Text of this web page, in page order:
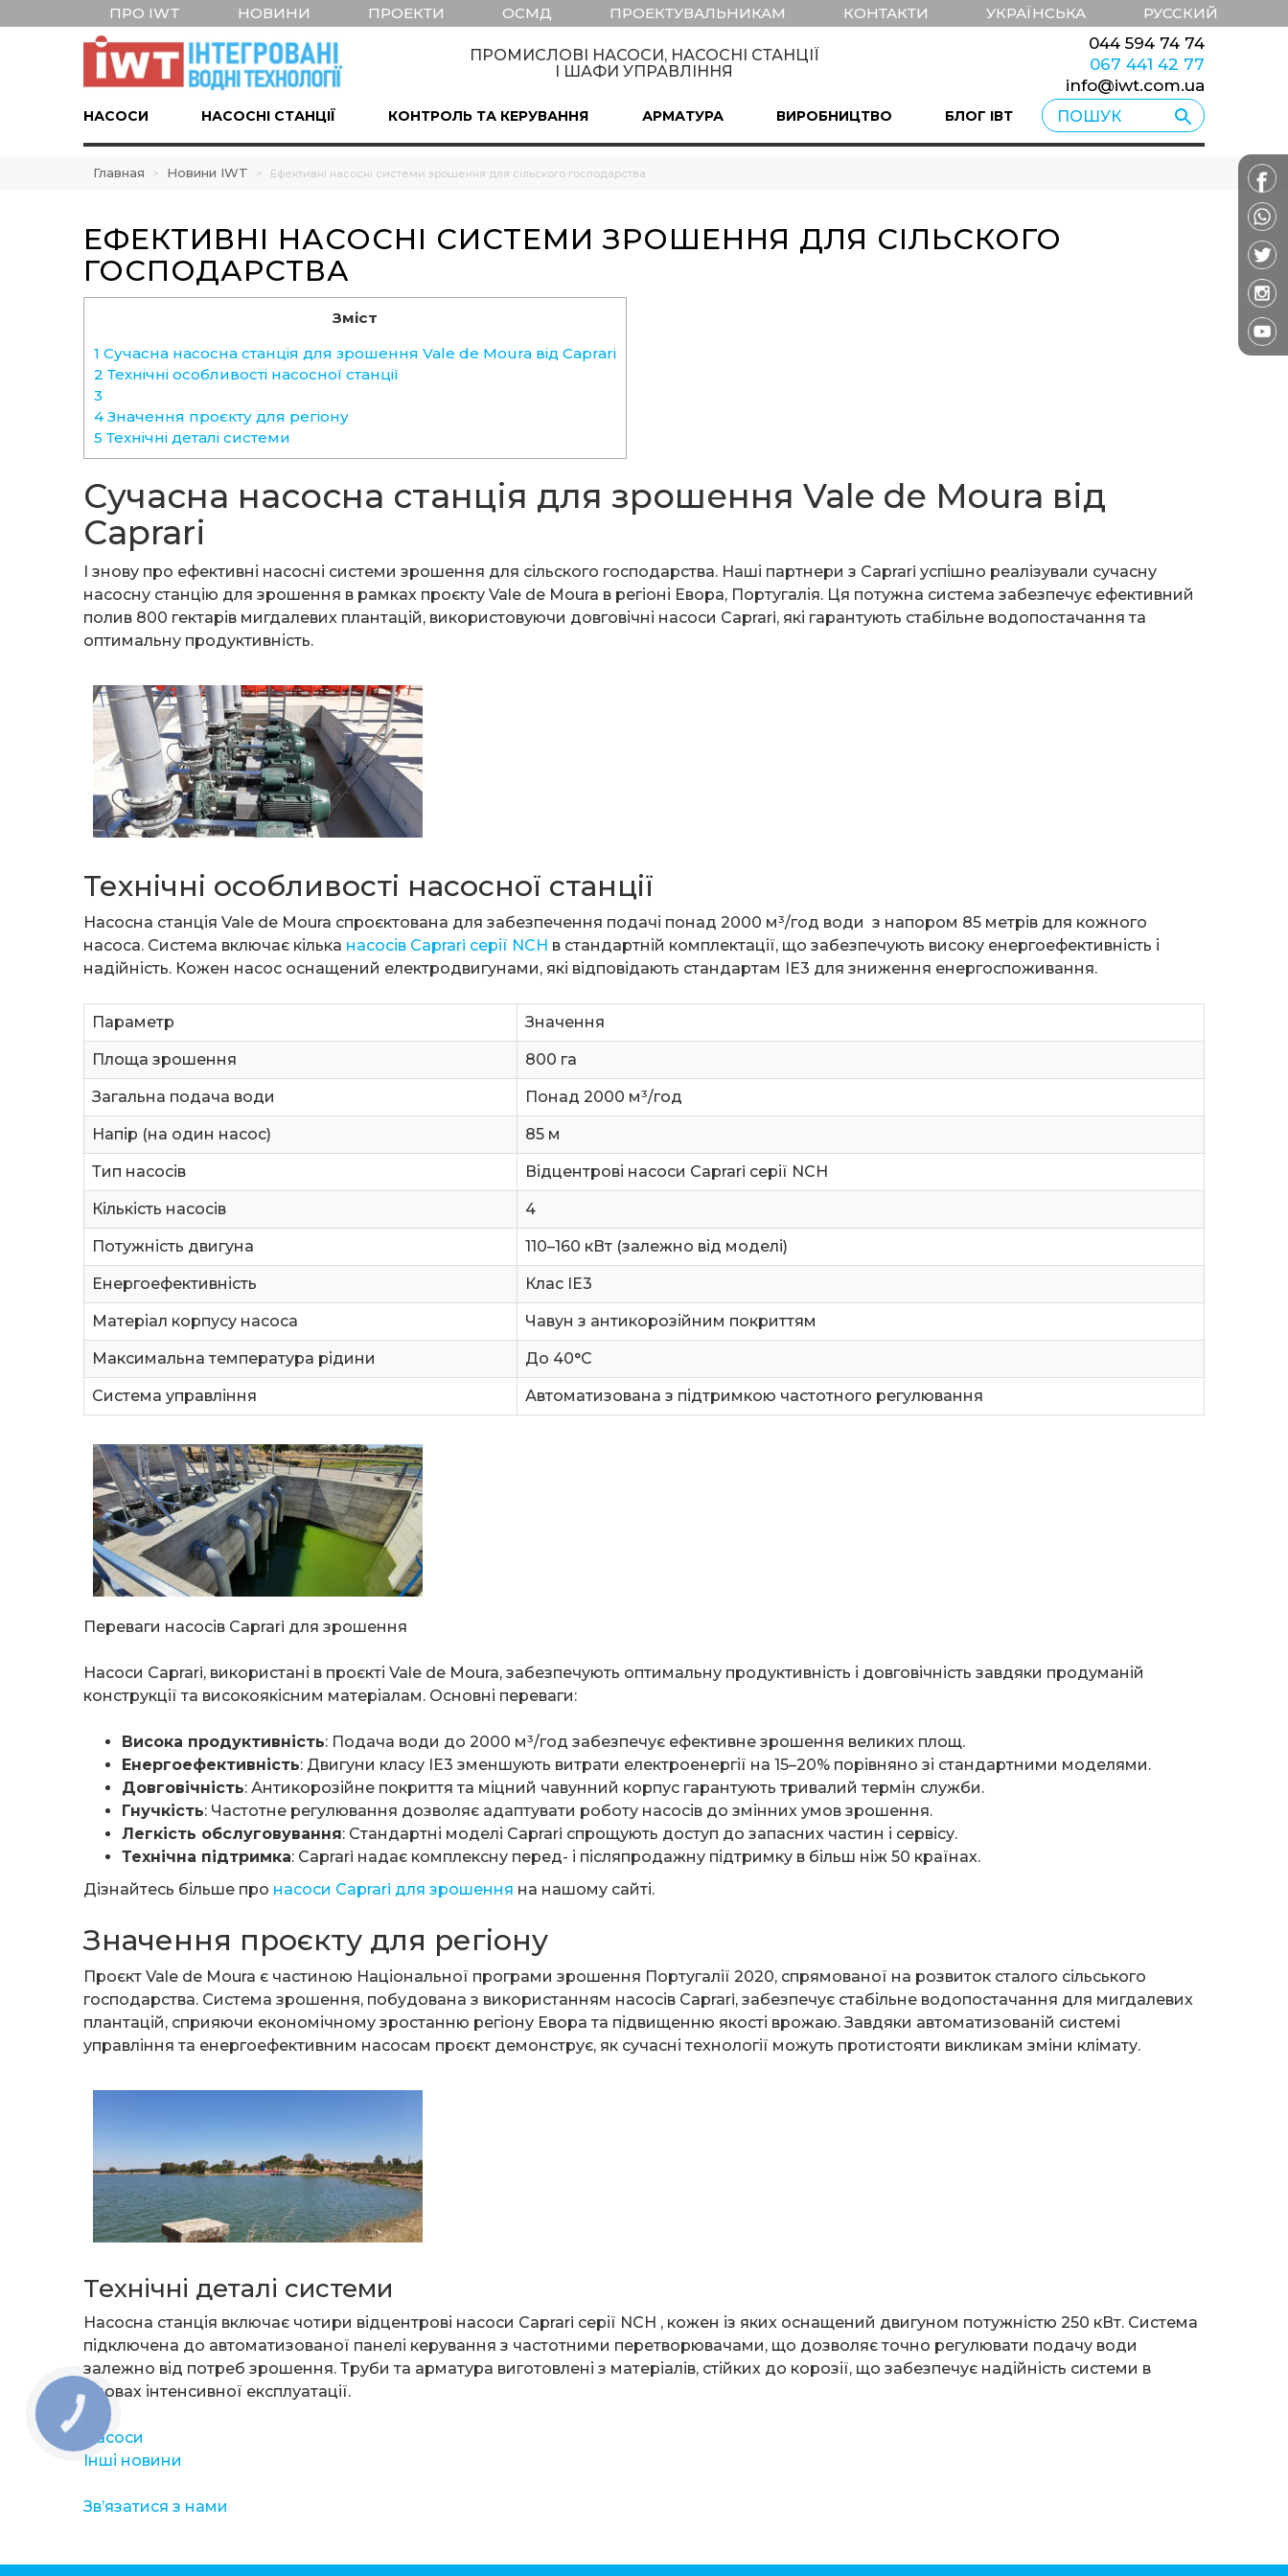
ПРО IWT НОВИНИ ПРОЕКТИ ОСМД ПРОЕКТУВАЛЬНИКАМ КОНТАКТИ УКРАЇНСЬКА РУССКИЙ
ПРОМИСЛОВІ НАСОСИ, НАСОСНІ СТАНЦІЇ
І ШАФИ УПРАВЛІННЯ
044 594 74 74
067 441 42 77
info@iwt.com.ua
НАСОСИ НАСОСНІ СТАНЦІЇ КОНТРОЛЬ ТА КЕРУВАННЯ АРМАТУРА ВИРОБНИЦТВО БЛОГ ІВТ
Главная > Новини IWT > Ефективні насосні системи зрошення для сільского господарства
ЕФЕКТИВНІ НАСОСНІ СИСТЕМИ ЗРОШЕННЯ ДЛЯ СІЛЬСКОГО
ГОСПОДАРСТВА
Зміст
1 Сучасна насосна станція для зрошення Vale de Moura від Caprari
2 Технічні особливості насосної станції
3
4 Значення проєкту для регіону
5 Технічні деталі системи
Сучасна насосна станція для зрошення Vale de Moura від
Caprari
І знову про ефективні насосні системи зрошення для сільского господарства. Наші партнери з Caprari успішно реалізували сучасну
насосну станцію для зрошення в рамках проєкту Vale de Moura в регіоні Евора, Португалія. Ця потужна система забезпечує ефективний
полив 800 гектарів мигдалевих плантацій, використовуючи довговічні насоси Caprari, які гарантують стабільне водопостачання та
оптимальну продуктивність.
Технічні особливості насосної станції
Насосна станція Vale de Moura спроєктована для забезпечення подачі понад 2000 м³/год води з напором 85 метрів для кожного
насоса. Система включає кілька насосів Caprari серії NCН в стандартній комплектації, що забезпечують високу енергоефективність і
надійність. Кожен насос оснащений електродвигунами, які відповідають стандартам IE3 для зниження енергоспоживання.
Параметр Значення
Площа зрошення 800 га
Загальна подача води Понад 2000 м³/год
Напір (на один насос) 85 м
Тип насосів Відцентрові насоси Caprari серії NCH
Кількість насосів 4
Потужність двигуна 110–160 кВт (залежно від моделі)
Енергоефективність Клас IE3
Матеріал корпусу насоса Чавун з антикорозійним покриттям
Максимальна температура рідини До 40°C
Система управління Автоматизована з підтримкою частотного регулювання
Переваги насосів Caprari для зрошення
Насоси Caprari, використані в проєкті Vale de Moura, забезпечують оптимальну продуктивність і довговічність завдяки продуманій
конструкції та високоякісним матеріалам. Основні переваги:
Висока продуктивність: Подача води до 2000 м³/год забезпечує ефективне зрошення великих площ.
Енергоефективність: Двигуни класу IE3 зменшують витрати електроенергії на 15–20% порівняно зі стандартними моделями.
Довговічність: Антикорозійне покриття та міцний чавунний корпус гарантують тривалий термін служби.
Гнучкість: Частотне регулювання дозволяє адаптувати роботу насосів до змінних умов зрошення.
Легкість обслуговування: Стандартні моделі Caprari спрощують доступ до запасних частин і сервісу.
Технічна підтримка: Caprari надає комплексну перед- і післяпродажну підтримку в більш ніж 50 країнах.
Дізнайтесь більше про насоси Caprari для зрошення на нашому сайті.
Значення проєкту для регіону
Проєкт Vale de Moura є частиною Національної програми зрошення Португалії 2020, спрямованої на розвиток сталого сільського
господарства. Система зрошення, побудована з використанням насосів Caprari, забезпечує стабільне водопостачання для мигдалевих
плантацій, сприяючи економічному зростанню регіону Евора та підвищенню якості врожаю. Завдяки автоматизованій системі
управління та енергоефективним насосам проєкт демонструє, як сучасні технології можуть протистояти викликам зміни клімату.
Технічні деталі системи
Насосна станція включає чотири відцентрові насоси Caprari серії NCH , кожен із яких оснащений двигуном потужністю 250 кВт. Система
підключена до автоматизованої панелі керування з частотними перетворювачами, що дозволяє точно регулювати подачу води
залежно від потреб зрошення. Труби та арматура виготовлені з матеріалів, стійких до корозії, що забезпечує надійність системи в
умовах інтенсивної експлуатації.
Насоси
Інші новини
Зв’язатися з нами